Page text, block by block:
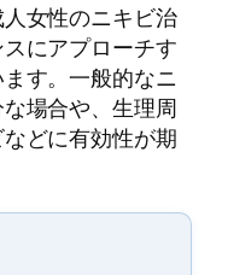
女性のニキビ治
にアプローチす
す。一般的なニ
場合や、生理周
どに有効性が期